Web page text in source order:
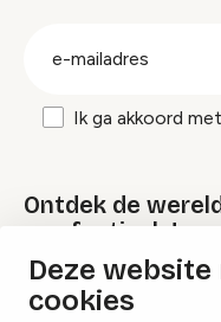
Deze
cookies
Ik ga akkoord
Ontdek de
van festivals!
Lees onze